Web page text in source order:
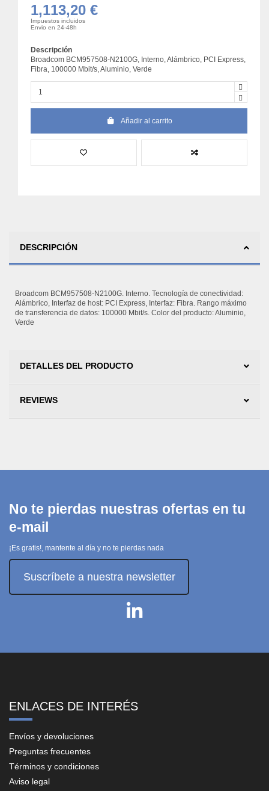
1,113,20 €
Impuestos incluidos
Envio en 24-48h
Descripción
Broadcom BCM957508-N2100G, Interno, Alámbrico, PCI Express,
Fibra, 100000 Mbit/s, Aluminio, Verde
Añadir al carrito
DESCRIPCIÓN
Broadcom BCM957508-N2100G. Interno. Tecnología de conectividad:
Alámbrico, Interfaz de host: PCI Express, Interfaz: Fibra. Rango máximo
de transferencia de datos: 100000 Mbit/s. Color del producto: Aluminio,
Verde
DETALLES DEL PRODUCTO
REVIEWS
No te pierdas nuestras ofertas en tu
e-mail
¡Es gratis!, mantente al día y no te pierdas nada
Suscríbete a nuestra newsletter
ENLACES DE INTERÉS
Envíos y devoluciones
Preguntas frecuentes
Términos y condiciones
Aviso legal